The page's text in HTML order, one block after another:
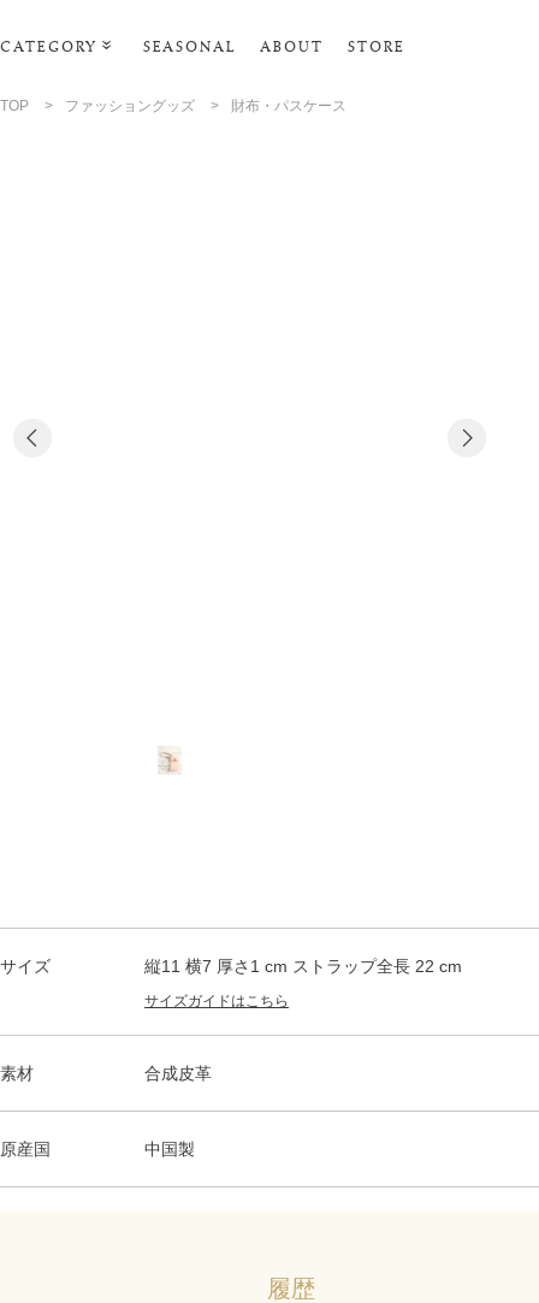
CATEGORY SEASONAL ABOUT STORE
TOP > ファッショングッズ > 財布・パスケース
サイズ 縦11 横7 厚さ1 cm ストラップ全長 22 cm
サイズガイドはこちら
素材 合成皮革
原産国 中国製
履歴